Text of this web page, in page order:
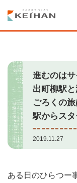
進むのはサ
出町柳駅
ごろくの
駅からスタ
2019.11.27
ある日のひらつー